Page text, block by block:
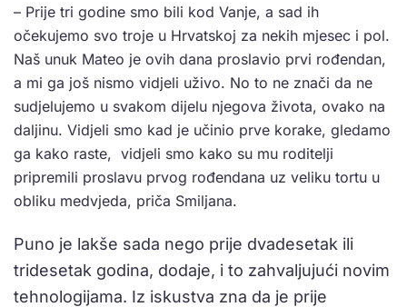
– Prije tri godine smo bili kod Vanje, a sad ih
očekujemo svo troje u Hrvatskoj za nekih mjesec i pol.
Naš unuk Mateo je ovih dana proslavio prvi rođendan,
a mi ga još nismo vidjeli uživo. No to ne znači da ne
sudjelujemo u svakom dijelu njegova života, ovako na
daljinu. Vidjeli smo kad je učinio prve korake, gledamo
ga kako raste, vidjeli smo kako su mu roditelji
pripremili proslavu prvog rođendana uz veliku tortu u
obliku medvjeda, priča Smiljana.
Puno je lakše sada nego prije dvadesetak ili
tridesetak godina, dodaje, i to zahvaljujući novim
tehnologijama. Iz iskustva zna da je prije